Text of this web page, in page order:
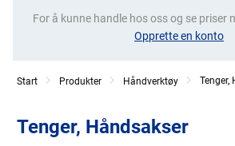
For å kunne handle hos oss og se priser
Opprette en konto
Start Produkter Håndverktøy Tenger,
Tenger, Håndsakser